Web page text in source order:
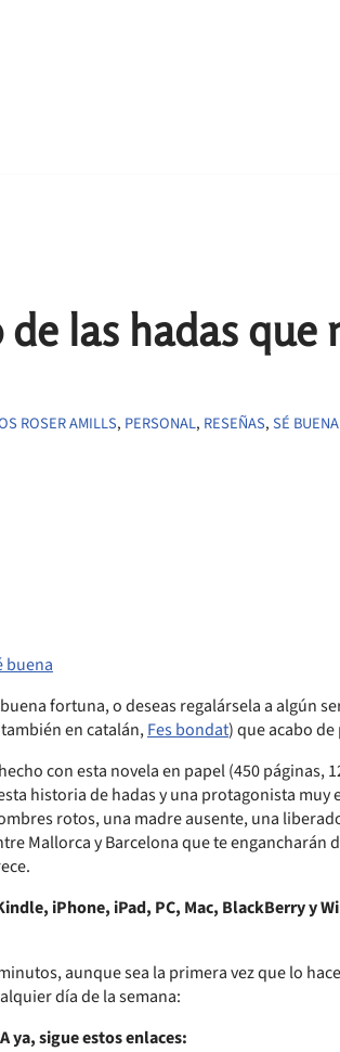
las hadas que
ROSER AMILLS, PERSONAL, RESEÑAS,SÉ BUENA
buena
fortuna, o deseas regalársela a algún
en catalán,Fes bondat) que acabo
con esta novela en papel (450 páginas,
historia de hadas y una protagonista muy
rotos, una madre ausente, una
Mallorca y Barcelona que te engancharán
iPhone, iPad, PC, Mac, BlackBerry y
aunque sea la primera vez que lo
día de la semana:
ya, sigue estos enlaces: